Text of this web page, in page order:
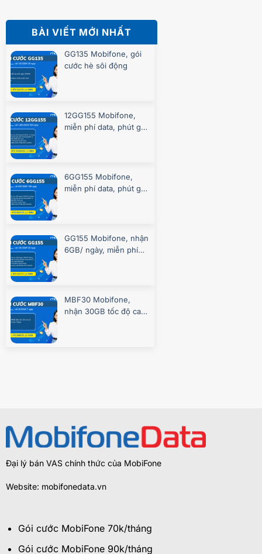
BÀI VIẾT MỚI NHẤT
GG135 Mobifone, gói
cước hè sôi động
12GG155 Mobifone,
miễn phí data, phút gọi
6GG155 Mobifone,
miễn phí data, phút gọi
GG155 Mobifone, nhận
6GB/ ngày, miễn phí
MBF30 Mobifone,
nhận 30GB tốc độ cao
Đại lý bán VAS chính thức của MobiFone
Website: mobifonedata.vn
Gói cước MobiFone 70k/tháng
Gói cước MobiFone 90k/tháng